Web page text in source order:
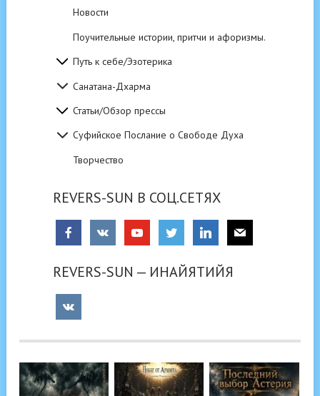
Новости
Поучительные истории, притчи и афоризмы.
Путь к себе/Эзотерика
Санатана-Дхарма
Статьи/Обзор прессы
Суфийское Послание о Свободе Духа
Творчество
REVERS-SUN В СОЦ.СЕТЯХ
REVERS-SUN — ИНАЙЯТИЙЯ